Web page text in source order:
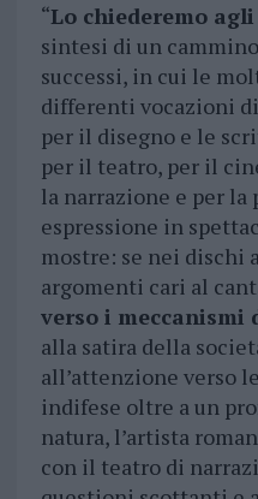
“Lo chiederemo
sintesi di un
successi, in cui le
differenti vocazioni di
per il disegno e le
per il teatro, per il
la narrazione e per la
espressione in
mostre: se nei dischi
argomenti cari al
verso i meccanismi
alla satira della
all’attenzione verso
indifese oltre a un
natura, l’artista
con il teatro di